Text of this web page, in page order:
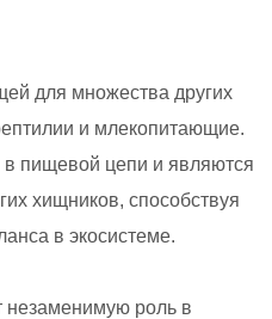
для множества других
и млекопитающие.
пищевой цепи и являются
хищников, способствуя
в экосистеме.
незаменимую роль в